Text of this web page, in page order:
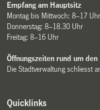
Empfang am Hauptsitz
Montag bis Mittwoch: 8–17 Uhr
Donnerstag: 8–18.30 Uhr
Freitag: 8–16 Uhr
Öffnungszeiten rund um den
Die Stadtverwaltung schliesst
Quicklinks